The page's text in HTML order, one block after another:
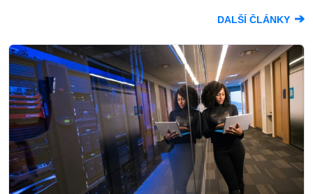
DALŠÍ ČLÁNKY ➔